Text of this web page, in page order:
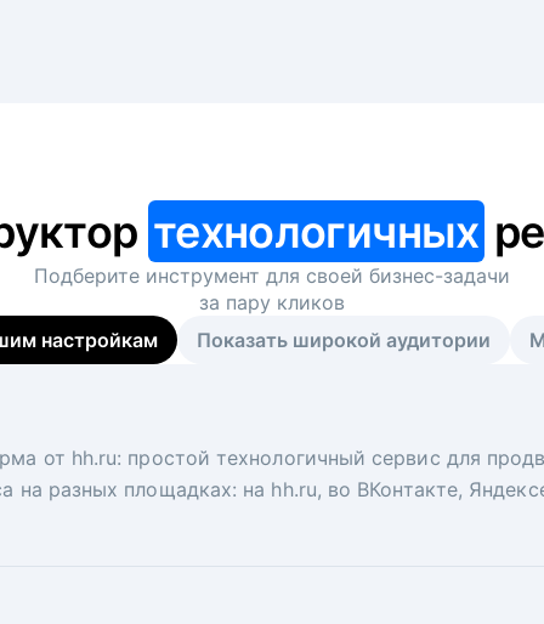
технологичных
Подберите инструмент для своей бизнес-задачи
за пару кликов
настройкам
Показать широкой аудитории
от hh.ru: простой технологичный сервис для
на разных площадках: на hh.ru, во ВКонтакте,
вакансий на главной странице hh.ru.
ключ. Решите, сколько кандидатов и когда вам
рекрутеры и проектные менеджеры hh.ru с